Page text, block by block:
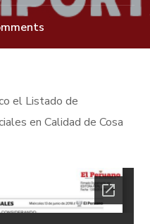
el Listado de
en Calidad de Cosa